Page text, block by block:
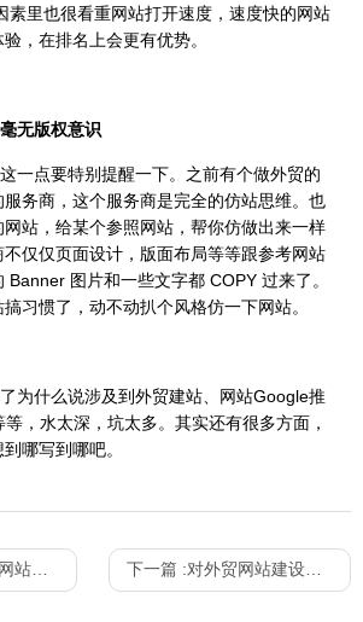
素里也很看重网站打开速度，速度快的网站
，在排名上会更有优势。
无版权意识
点要特别提醒一下。之前有个做外贸的
务商，这个服务商是完全的仿站思维。也
站，给某个参照网站，帮你仿做出来一样
仅仅页面设计，版面布局等等跟参考网站
Banner 图片和一些文字都 COPY 过来了。
习惯了，动不动扒个风格仿一下网站。
什么说涉及到外贸建站、网站Google推
，水太深，坑太多。其实还有很多方面，
哪写到哪吧。
少钱？ 下一篇 :对外贸网站建设理解的3点误区